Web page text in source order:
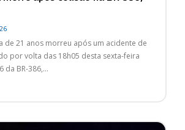
de 21 anos morreu após um acidente de
por volta das 18h05 desta sexta-feira
da BR-386,...